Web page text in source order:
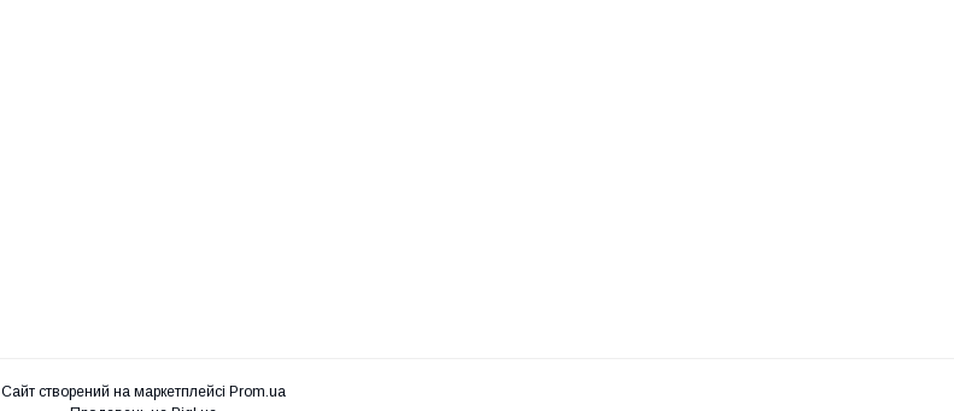
Сайт створений на маркетплейсі Prom.ua